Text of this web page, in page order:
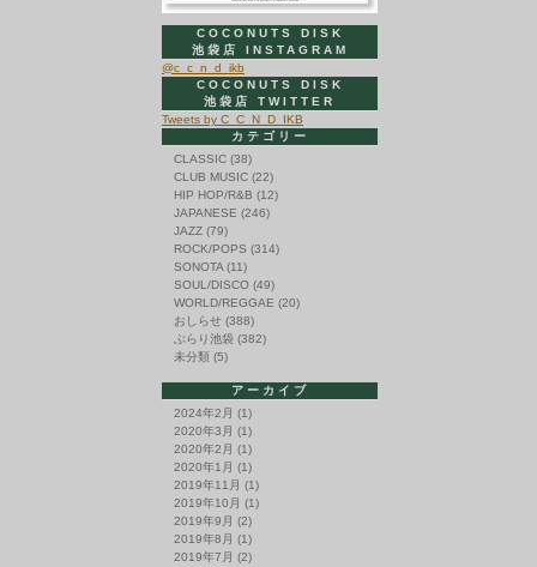
COCONUTS DISK
池袋店 INSTAGRAM
@c_c_n_d_ikb
COCONUTS DISK
池袋店 TWITTER
Tweets by C_C_N_D_IKB
カテゴリー
CLASSIC (38)
CLUB MUSIC (22)
HIP HOP/R&B (12)
JAPANESE (246)
JAZZ (79)
ROCK/POPS (314)
SONOTA (11)
SOUL/DISCO (49)
WORLD/REGGAE (20)
おしらせ (388)
ぶらり池袋 (382)
未分類 (5)
アーカイブ
2024年2月 (1)
2020年3月 (1)
2020年2月 (1)
2020年1月 (1)
2019年11月 (1)
2019年10月 (1)
2019年9月 (2)
2019年8月 (1)
2019年7月 (2)